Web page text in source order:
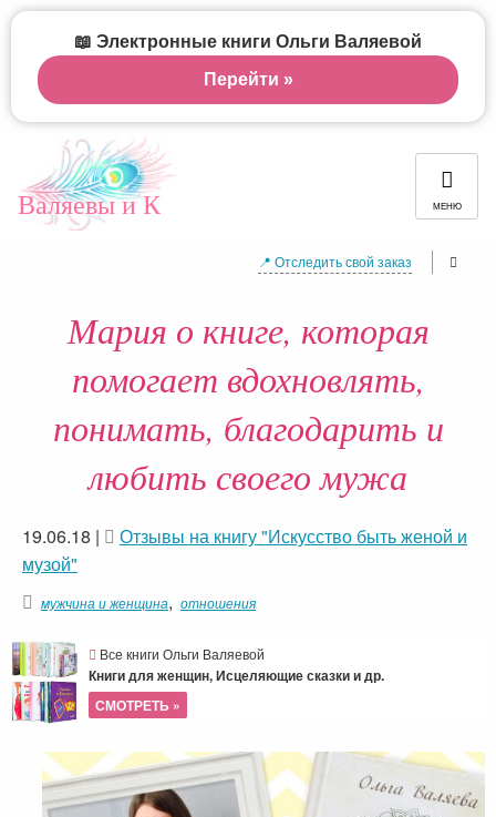
Валяевы и К МЕНЮ
📍 Отследить свой заказ
Мария о книге, которая
помогает вдохновлять,
понимать, благодарить и
любить своего мужа
19.06.18 |
Отзывы на книгу "Искусство быть женой и
музой"
мужчина и женщина, отношения
Все книги Ольги Валяевой
Книги для женщин, Исцеляющие сказки и др.
СМОТРЕТЬ »
📖 Электронные книги Ольги Валяевой
Перейти »